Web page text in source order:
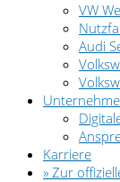
VW
Audi
Karriere
» Zur